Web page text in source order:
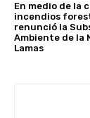
En medio de la
incendios
renunció la
Ambiente de la
Lamas